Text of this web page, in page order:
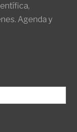
Agenda y